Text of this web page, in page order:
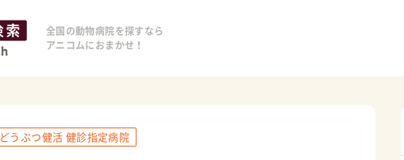
全国の動物病院を探すなら
アニコムにおまかせ！
どうぶつ健活 健診指定病院